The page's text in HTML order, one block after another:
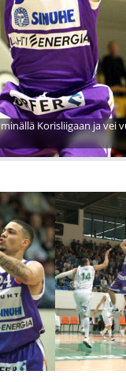
Korisliigaan ja vei